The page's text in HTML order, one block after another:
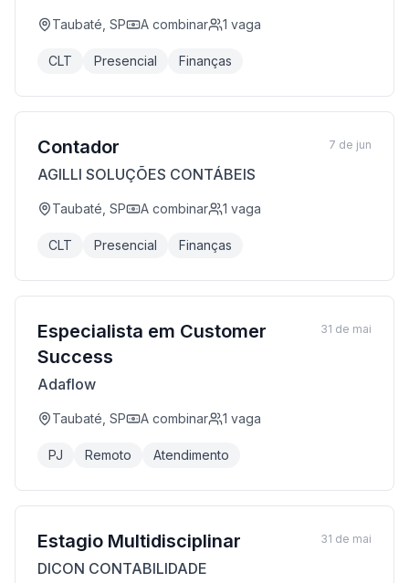
Taubaté, SP A combinar 1 vaga
CLT Presencial Finanças
Contador
AGILLI SOLUÇÕES CONTÁBEIS
Taubaté, SP A combinar 1 vaga
CLT Presencial Finanças
7 de jun
Especialista em Customer
Success
Adaflow
Taubaté, SP A combinar 1 vaga
PJ Remoto Atendimento
31 de mai
Estagio Multidisciplinar
DICON CONTABILIDADE
31 de mai